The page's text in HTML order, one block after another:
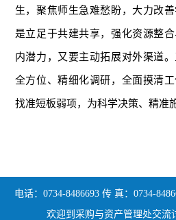
生，聚焦师生急难愁盼，大力改
是立足于共建共享，强化资源整
内潜力，又要主动拓展对外渠道
全方位、精细化调研，全面摸清工
找准短板弱项，为科学决策、精准
电话：0734-8486693 传 真：0734-
欢迎到采购与资产管理处交流